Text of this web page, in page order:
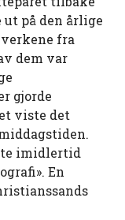
på den årlige
fra
dem var
gjorde
viste det
imidlertid
En